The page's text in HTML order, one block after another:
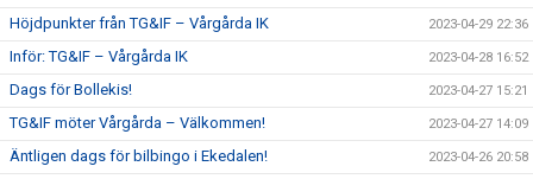
Höjdpunkter från TG&IF – Vårgårda IK 2023-04-29 22:36
Inför: TG&IF – Vårgårda IK 2023-04-28 16:52
Dags för Bollekis! 2023-04-27 15:21
TG&IF möter Vårgårda – Välkommen! 2023-04-27 14:09
Äntligen dags för bilbingo i Ekedalen! 2023-04-26 20:58